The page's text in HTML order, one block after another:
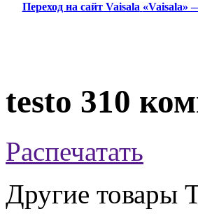
Переход на сайт Vaisala «Vaisala»
testo 310
Распечатать
Другие товары